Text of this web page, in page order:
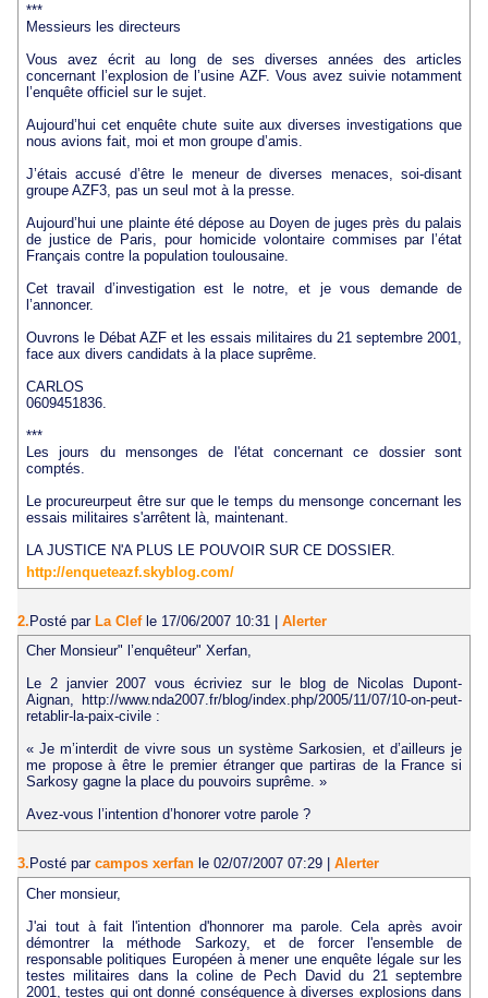
***
Messieurs les directeurs
Vous avez écrit au long de ses diverses années des articles
concernant l’explosion de l’usine AZF. Vous avez suivie notamment
l’enquête officiel sur le sujet.
Aujourd’hui cet enquête chute suite aux diverses investigations que
nous avions fait, moi et mon groupe d’amis.
J’étais accusé d’être le meneur de diverses menaces, soi-disant
groupe AZF3, pas un seul mot à la presse.
Aujourd’hui une plainte été dépose au Doyen de juges près du palais
de justice de Paris, pour homicide volontaire commises par l’état
Français contre la population toulousaine.
Cet travail d’investigation est le notre, et je vous demande de
l’annoncer.
Ouvrons le Débat AZF et les essais militaires du 21 septembre 2001,
face aux divers candidats à la place suprême.
CARLOS
0609451836.
***
Les jours du mensonges de l'état concernant ce dossier sont
comptés.
Le procureurpeut être sur que le temps du mensonge concernant les
essais militaires s'arrêtent là, maintenant.
LA JUSTICE N'A PLUS LE POUVOIR SUR CE DOSSIER.
http://enqueteazf.skyblog.com/
2.Posté par La Clef le 17/06/2007 10:31 | Alerter
Cher Monsieur" l’enquêteur" Xerfan,
Le 2 janvier 2007 vous écriviez sur le blog de Nicolas Dupont-
Aignan, http://www.nda2007.fr/blog/index.php/2005/11/07/10-on-peut-
retablir-la-paix-civile :
« Je m’interdit de vivre sous un système Sarkosien, et d’ailleurs je
me propose à être le premier étranger que partiras de la France si
Sarkosy gagne la place du pouvoirs suprême. »
Avez-vous l’intention d’honorer votre parole ?
3. Posté par campos xerfan le 02/07/2007 07:29
Alerter
Cher monsieur,
J'ai tout à fait l'intention d'honnorer ma parole. Cela après avoir
démontrer la méthode Sarkozy, et de forcer l'ensemble de
responsable politiques Européen à mener une enquête légale sur les
testes militaires dans la coline de Pech David du 21 septembre
2001, testes qui ont donné conséquence à diverses explosions dans